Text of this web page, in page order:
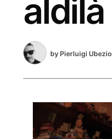
aldilà
by Pierluigi Ubezio